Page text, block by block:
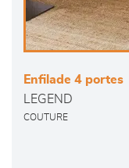
Enfilade 4 portes
LEGEND
COUTURE